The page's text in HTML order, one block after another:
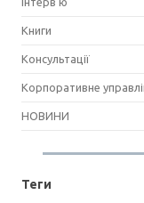
Книги
Консультації
Корпоративне
НОВИНИ
Теги